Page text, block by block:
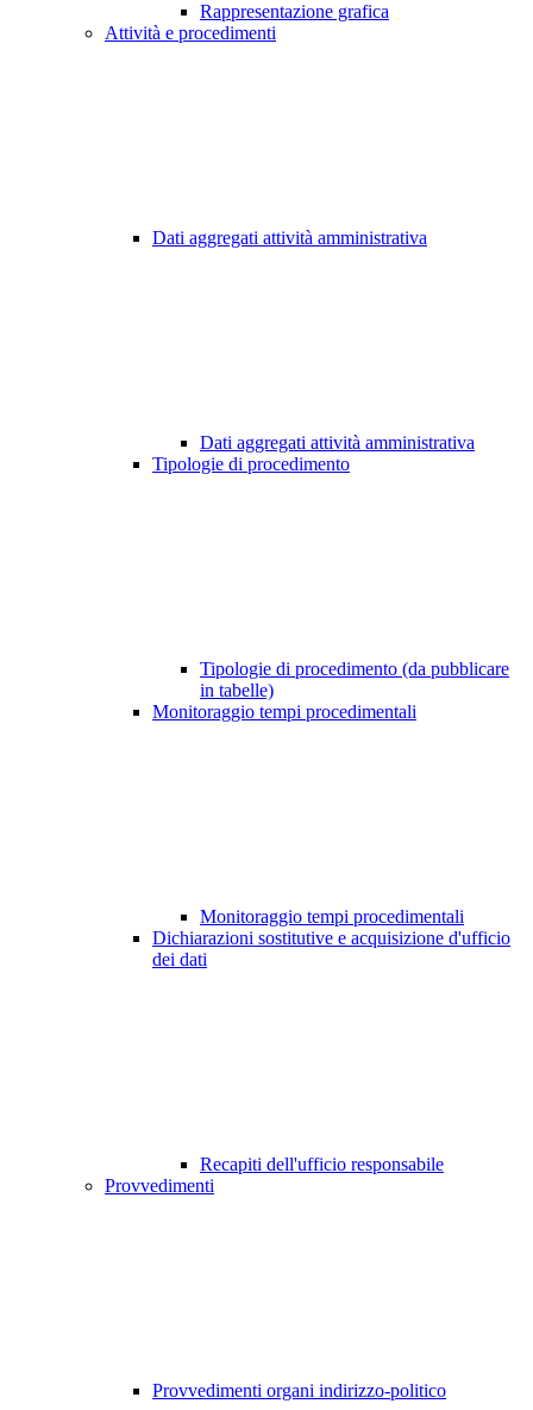
Rappresentazione grafica
Attività e procedimenti
Dati aggregati attività amministrativa
Dati aggregati attività amministrativa
Tipologie di procedimento
Tipologie di procedimento (da pubblicare
in tabelle)
Monitoraggio tempi procedimentali
Monitoraggio tempi procedimentali
Dichiarazioni sostitutive e acquisizione d'ufficio
dei dati
Recapiti dell'ufficio responsabile
Provvedimenti
Provvedimenti organi indirizzo-politico